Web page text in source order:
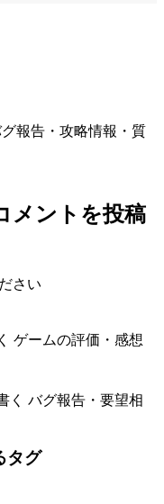
報告・攻略情報・質
メントを投稿
さい
ゲームの評価・感想
く バグ報告・要望相
タグ